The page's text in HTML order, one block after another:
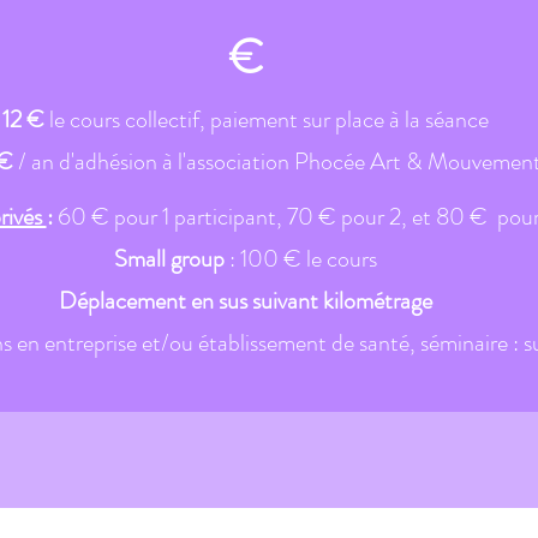
Art &
Marseille
€
12 €le cours collectif, paiement sur place à la séance
/ an d'adhésion à l'association Phocée Art &
:60 € pour 1 participant, 70 € pour 2, et 80 €
Small group: 100 € le cours
Déplacement en sus suivant kilométrage
en entreprise et/ou établissement de santé, séminaire :